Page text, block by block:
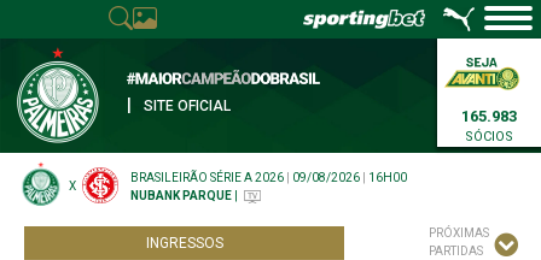
SITE OFICIAL
165.983
SÓCIOS
X
BRASILEIRÃO SÉRIE A 2026 09/08/2026
16H00
NUBANK PARQUE
INGRESSOS
PRÓXIMAS
PARTIDAS